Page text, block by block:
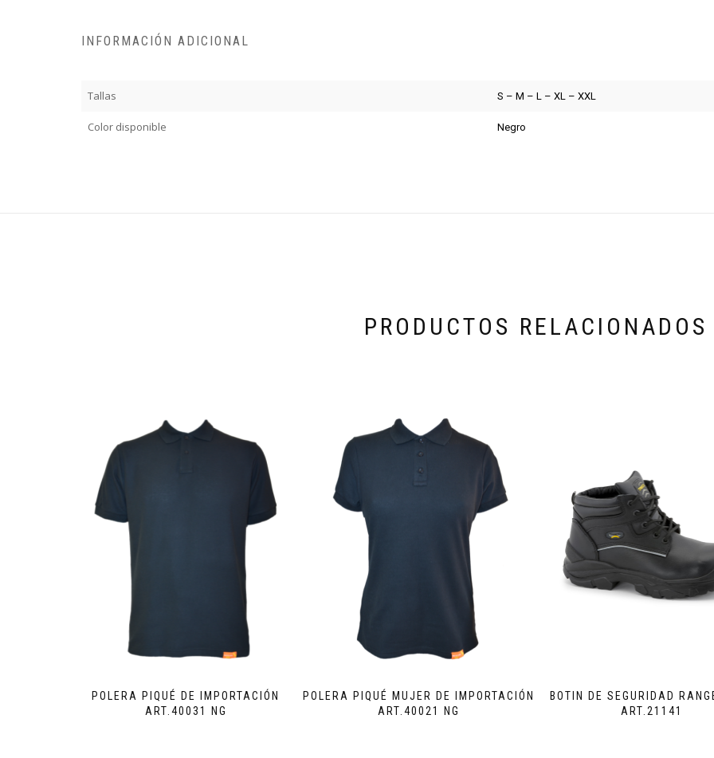
INFORMACIÓN ADICIONAL
Tallas S – M – L – XL – XXL
Color disponible Negro
PRODUCTOS RELACIONADOS
POLERA PIQUÉ DE IMPORTACIÓN
ART.40031 NG
POLERA PIQUÉ MUJER DE IMPORTACIÓN
ART.40021 NG
BOTIN DE SEGURIDAD
ART.21141